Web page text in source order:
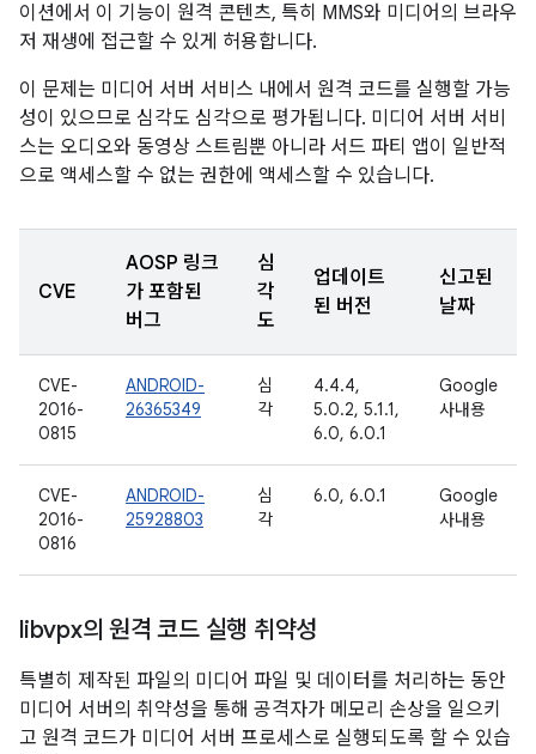
이션에서 이 기능이 원격 콘텐츠, 특히 MMS와 미디어의 브라우
저 재생에 접근할 수 있게 허용합니다.
이 문제는 미디어 서버 서비스 내에서 원격 코드를 실행할 가능
성이 있으므로 심각도 심각으로 평가됩니다. 미디어 서버 서비
스는 오디오와 동영상 스트림뿐 아니라 서드 파티 앱이 일반적
으로 액세스할 수 없는 권한에 액세스할 수 있습니다.
CVE
AOSP 링크
가 포함된
버그
심
각
도
업데이트
된 버전
신고된
날짜
CVE-
2016-
0815
ANDROID-
26365349
심
각
4.4.4,
5.0.2, 5.1.1,
6.0, 6.0.1
Google
사내용
CVE-
2016-
0816
ANDROID-
25928803
심
각
6.0, 6.0.1
Google
사내용
libvpx의 원격 코드 실행 취약성
특별히 제작된 파일의 미디어 파일 및 데이터를 처리하는 동안
미디어 서버의 취약성을 통해 공격자가 메모리 손상을 일으키
고 원격 코드가 미디어 서버 프로세스로 실행되도록 할 수 있습